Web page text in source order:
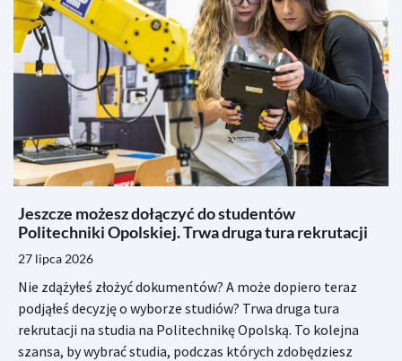
Jeszcze możesz dołączyć do studentów
Politechniki Opolskiej. Trwa druga tura rekrutacji
27 lipca 2026
Nie zdążyłeś złożyć dokumentów? A może dopiero teraz
podjąłeś decyzję o wyborze studiów? Trwa druga tura
rekrutacji na studia na Politechnikę Opolską. To kolejna
szansa, by wybrać studia, podczas których zdobędziesz